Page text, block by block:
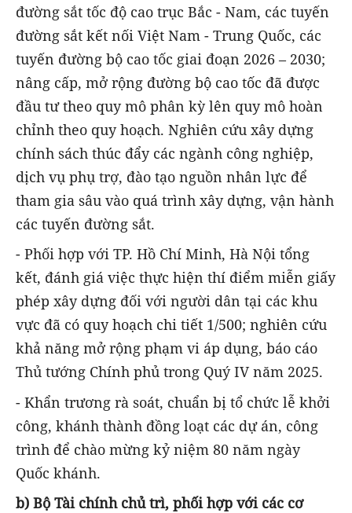
đường sắt tốc độ cao trục Bắc - Nam, các tuyến
đường sắt kết nối Việt Nam - Trung Quốc, các
tuyến đường bộ cao tốc giai đoạn 2026 – 2030;
nâng cấp, mở rộng đường bộ cao tốc đã được
đầu tư theo quy mô phân kỳ lên quy mô hoàn
chỉnh theo quy hoạch. Nghiên cứu xây dựng
chính sách thúc đẩy các ngành công nghiệp,
dịch vụ phụ trợ, đào tạo nguồn nhân lực để
tham gia sâu vào quá trình xây dựng, vận hành
các tuyến đường sắt.
- Phối hợp với TP. Hồ Chí Minh, Hà Nội tổng
kết, đánh giá việc thực hiện thí điểm miễn giấy
phép xây dựng đối với người dân tại các khu
vực đã có quy hoạch chi tiết 1/500; nghiên cứu
khả năng mở rộng phạm vi áp dụng, báo cáo
Thủ tướng Chính phủ trong Quý IV năm 2025.
- Khẩn trương rà soát, chuẩn bị tổ chức lễ khởi
công, khánh thành đồng loạt các dự án, công
trình để chào mừng kỷ niệm 80 năm ngày
Quốc khánh.
b) Bộ Tài chính chủ trì, phối hợp với các cơ